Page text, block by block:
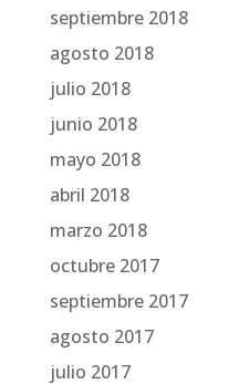
septiembre 2018
agosto 2018
julio 2018
junio 2018
mayo 2018
abril 2018
marzo 2018
octubre 2017
septiembre 2017
agosto 2017
julio 2017